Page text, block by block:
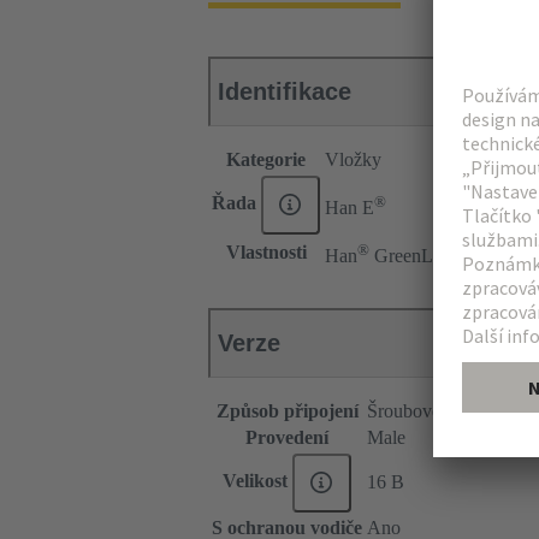
Identifikace
Kategorie Vložky
Řada Han E®
Vlastnosti Han® GreenLine
Verze
Způsob připojení Šroubové připojení
Provedení
Male
Velikost 16 B
S ochranou vodiče Ano